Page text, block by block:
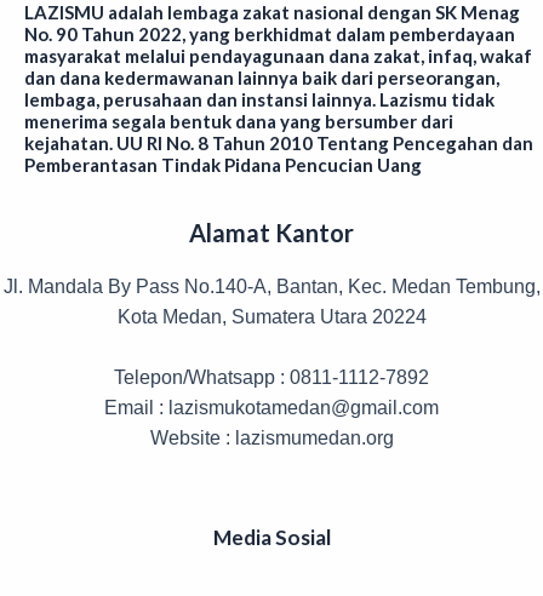
LAZISMU adalah lembaga zakat nasional dengan SK Menag
No. 90 Tahun 2022, yang berkhidmat dalam pemberdayaan
masyarakat melalui pendayagunaan dana zakat, infaq, wakaf
dan dana kedermawanan lainnya baik dari perseorangan,
lembaga, perusahaan dan instansi lainnya. Lazismu tidak
menerima segala bentuk dana yang bersumber dari
kejahatan. UU RI No. 8 Tahun 2010 Tentang Pencegahan dan
Pemberantasan Tindak Pidana Pencucian Uang
Alamat Kantor
Jl. Mandala By Pass No.140-A, Bantan, Kec. Medan Tembung,
Kota Medan, Sumatera Utara 20224
Telepon/Whatsapp : 0811-1112-7892
Email : lazismukotamedan@gmail.com
Website : lazismumedan.org
Media Sosial